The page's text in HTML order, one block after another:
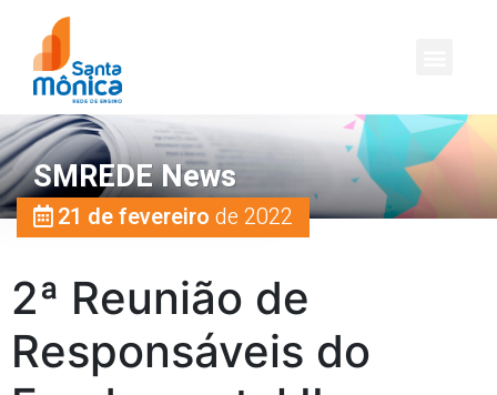
SMREDE News
21 de fevereiro de 2022
2ª Reunião de
Responsáveis do